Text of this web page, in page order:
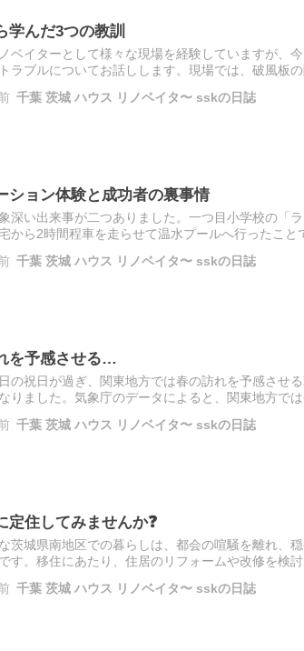
学んだ3つの教訓
ベイターとして様々な現場を経験していますが、
ラブルについてお話しします。現場では、破風板
千葉 茨城 ハウス リノベイタ〜 sskの日誌
ション体験と成功者の裏事情
深い出来事が二つありました。一つ目小学校の「
から2時間程車を走らせて温水プールへ行ったこと
千葉 茨城 ハウス リノベイタ〜 sskの日誌
を予感させる…
の祝日が過ぎ、関東地方では春の訪れを予感させ
りました。気象庁のデータによると、関東地方で
千葉 茨城 ハウス リノベイタ〜 sskの日誌
定住してみませんか❓
茨城県南地区での暮らしは、都会の喧騒を離れ、
す。移住にあたり、住居のリフォームや改修を検
千葉 茨城 ハウス リノベイタ〜 sskの日誌